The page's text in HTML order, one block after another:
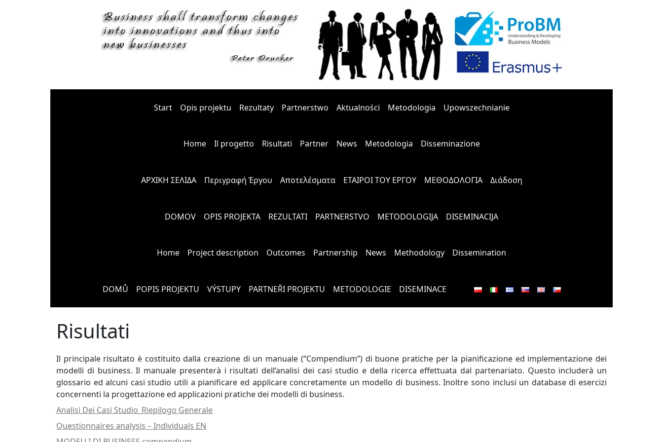
Start Opis projektu Rezultaty Partnerstwo Aktualności Metodologia Upowszechnianie
Home Il progetto Risultati Partner News Metodologia Disseminazione
ΑΡΧΙΚΗ ΣΕΛΙΔΑ Περιγραφή Έργου Αποτελέσματα ΕΤΑΙΡΟΙ ΤΟΥ ΕΡΓΟΥ ΜΕΘΟΔΟΛΟΓΙΑ Διάδοση
DOMOV OPIS PROJEKTA REZULTATI PARTNERSTVO METODOLOGIJA DISEMINACIJA
Home Project description Outcomes Partnership News Methodology Dissemination
DOMŮ POPIS PROJEKTU VÝSTUPY PARTNEŘI PROJEKTU METODOLOGIE DISEMINACE
Risultati
Il principale risultato è costituito dalla creazione di un manuale (“Compendium”) di buone pratiche per la pianificazione ed implementazione dei
modelli di business. Il manuale presenterà i risultati dell’analisi dei casi studio e della ricerca effettuata dal partenariato. Questo includerà un
glossario ed alcuni casi studio utili a pianificare ed applicare concretamente un modello di business. Inoltre sono inclusi un database di esercizi
concernenti la progettazione ed applicazioni pratiche dei modelli di business.
Analisi Dei Casi Studio_Riepilogo Generale
Questionnaires analysis – Individuals EN